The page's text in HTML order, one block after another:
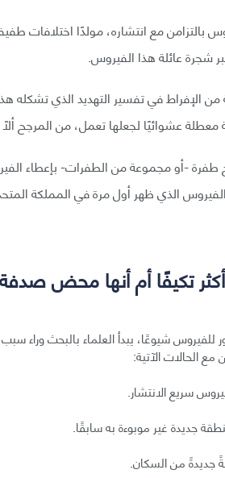
مع انتشاره، مولدًا اختلافات
شجرة عائلة هذا الفيروس.
من الإفراط في تفسير التهديد الذي
معطلة عشوائيًا لجعلها تعمل، من المرجح
طفرة -أو مجموعة من الطفرات- بإعطاء
تكيفًا أم أنها محض
للفيروس شيوعًا، يبدأ العلماء بالبحث وراء
مع الحالات الآتية:
سريع الانتشار.
جديدة غير موبوءة به سابقًا.
جديدةً من السكان.